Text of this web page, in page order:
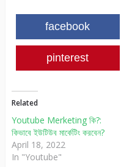
facebook
pinterest
Related
Youtube Merketing কি?:
কিভাবে ইউটিউব মার্কেটিং করবেন?
April 18, 2022
In "Youtube"